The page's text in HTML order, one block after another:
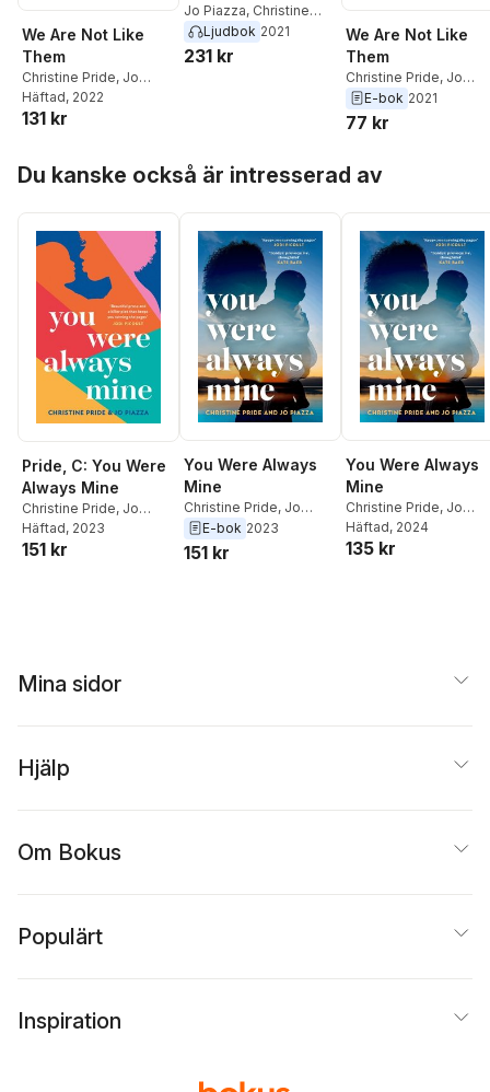
We Are Not Like
Them
Christine Pride, Jo
Piazza
Häftad, 2022
131 kr
Jo Piazza, Christine
PrideLjudbok 2021
231 kr
We Are Not Like
Them
Christine Pride, Jo
Piazza
E-bok 2021
77 kr
Du kanske också är intresserad av
Pride, C: You Were
Always Mine
Christine Pride, Jo
Piazza
Häftad, 2023
151 kr
You Were Always
Mine
Christine Pride, Jo
Piazza
E-bok 2023
151 kr
You Were Always
Mine
Christine Pride, Jo
Piazza
Häftad, 2024
135 kr
Mina sidor
Hjälp
Om Bokus
Populärt
Inspiration